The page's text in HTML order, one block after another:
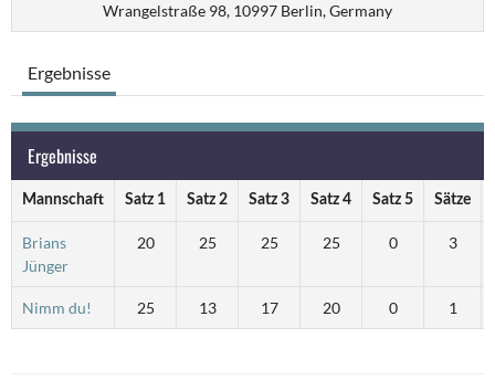
Wrangelstraße 98, 10997 Berlin, Germany
Ergebnisse
Ergebnisse
Mannschaft Satz 1 Satz 2 Satz 3 Satz 4 Satz 5 Sätze
Brians
Jünger
20 25 25 25 0 3
Nimm du! 25 13 17 20 0 1